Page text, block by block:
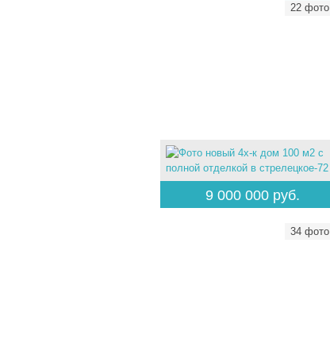
22 фото
9 000 000 руб.
34 фото